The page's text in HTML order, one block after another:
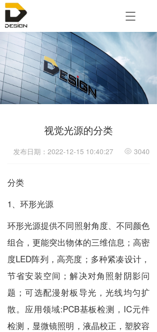
T
g
g
e
n
a
i
o
视觉光源的分类
发布日期：2022-12-15 10:40:27 3040
分类
1、环形光源
环形光源提供不同照射角度、不同颜色
组合，更能突出物体的三维信息；高密
度LED阵列，高亮度；多种紧凑设计，
节省安装空间；解决对角照射阴影问
题；可选配漫射板导光，光线均匀扩
散。应用领域:PCB基板检测，IC元件
检测，显微镜照明，液晶校正，塑胶容